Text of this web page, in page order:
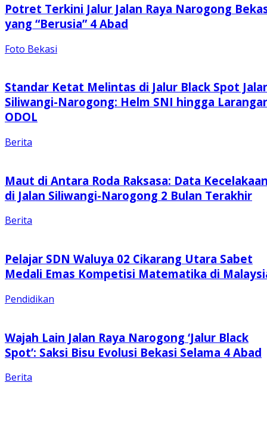
Potret Terkini Jalur Jalan Raya Narogong
yang “Berusia” 4 Abad
Foto Bekasi
Standar Ketat Melintas di Jalur Black Spot
Siliwangi-Narogong: Helm SNI hingga
ODOL
Berita
Maut di Antara Roda Raksasa: Data
di Jalan Siliwangi-Narogong 2 Bulan Terakhir
Berita
Pelajar SDN Waluya 02 Cikarang Utara Sabet
Medali Emas Kompetisi Matematika di
Pendidikan
Wajah Lain Jalan Raya Narogong ‘Jalur Black
Spot’: Saksi Bisu Evolusi Bekasi Selama 4 Abad
Berita